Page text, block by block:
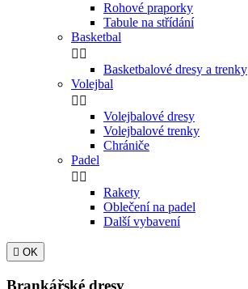
Rohové praporky
Tabule na střídání
Basketbal
 
Basketbalové dresy a trenky
Volejbal
 
Volejbalové dresy
Volejbalové trenky
Chrániče
Padel
 
Rakety
Oblečení na padel
Další vybavení
 OK
Brankářské dresy